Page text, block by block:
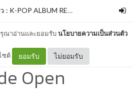
รุณาอ่านและยอมรับนโยบายความเป็นส่วนตัว
ซต์ ยอมรับ ไม่ยอมรับ
#ฉันจะมารีวิว : K-POP ALBUM REVIEW
: TWICE ‒ Eyes
Open